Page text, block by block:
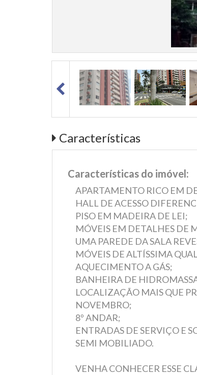
Características
Características do imóvel:
APARTAMENTO RICO EM
HALL DE ACESSO
PISO EM MADEIRA DE LEI;
MÓVEIS EM DETALHES DE
UMA PAREDE DA SALA
MÓVEIS DE ALTÍSSIMA
AQUECIMENTO A GÁS;
BANHEIRA DE
LOCALIZAÇÃO MAIS QUE
NOVEMBRO;
8º ANDAR;
ENTRADAS DE SERVIÇO E
SEMI MOBILIADO.
VENHA CONHECER ESSE